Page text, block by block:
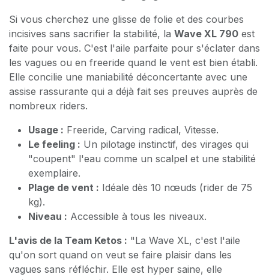
Si vous cherchez une glisse de folie et des courbes
incisives sans sacrifier la stabilité, la Wave XL 790 est
faite pour vous. C'est l'aile parfaite pour s'éclater dans
les vagues ou en freeride quand le vent est bien établi.
Elle concilie une maniabilité déconcertante avec une
assise rassurante qui a déjà fait ses preuves auprès de
nombreux riders.
Usage : Freeride, Carving radical, Vitesse.
Le feeling : Un pilotage instinctif, des virages qui
"coupent" l'eau comme un scalpel et une stabilité
exemplaire.
Plage de vent : Idéale dès 10 nœuds (rider de 75
kg).
Niveau : Accessible à tous les niveaux.
L'avis de la Team Ketos : "La Wave XL, c'est l'aile
qu'on sort quand on veut se faire plaisir dans les
vagues sans réfléchir. Elle est hyper saine, elle